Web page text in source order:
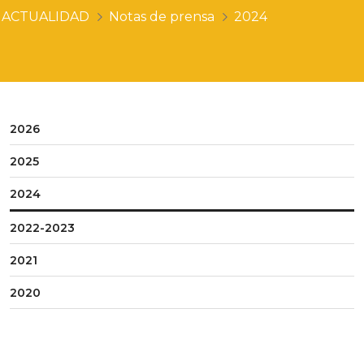
ACTUALIDAD Notas de prensa 2024
2026
2025
2024
2022-2023
2021
2020